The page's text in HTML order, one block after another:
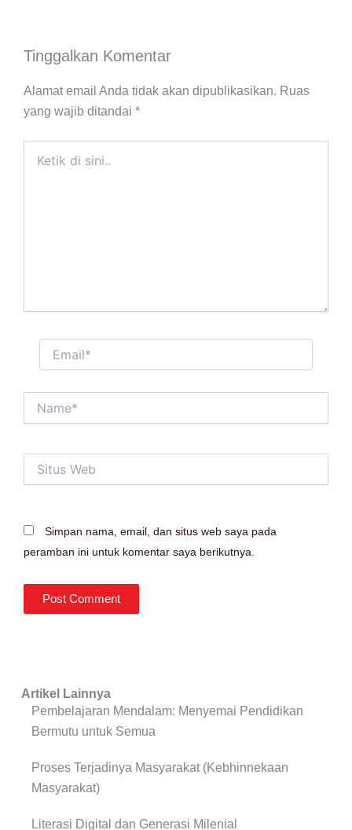
Tinggalkan Komentar
Alamat email Anda tidak akan dipublikasikan. Ruas
yang wajib ditandai *
Web
Simpan nama, email, dan situs web saya pada
peramban ini untuk komentar saya berikutnya.
Artikel Lainnya
Pembelajaran Mendalam: Menyemai Pendidikan
Bermutu untuk Semua
Proses Terjadinya Masyarakat (Kebhinnekaan
Masyarakat)
Literasi Digital dan Generasi Milenial